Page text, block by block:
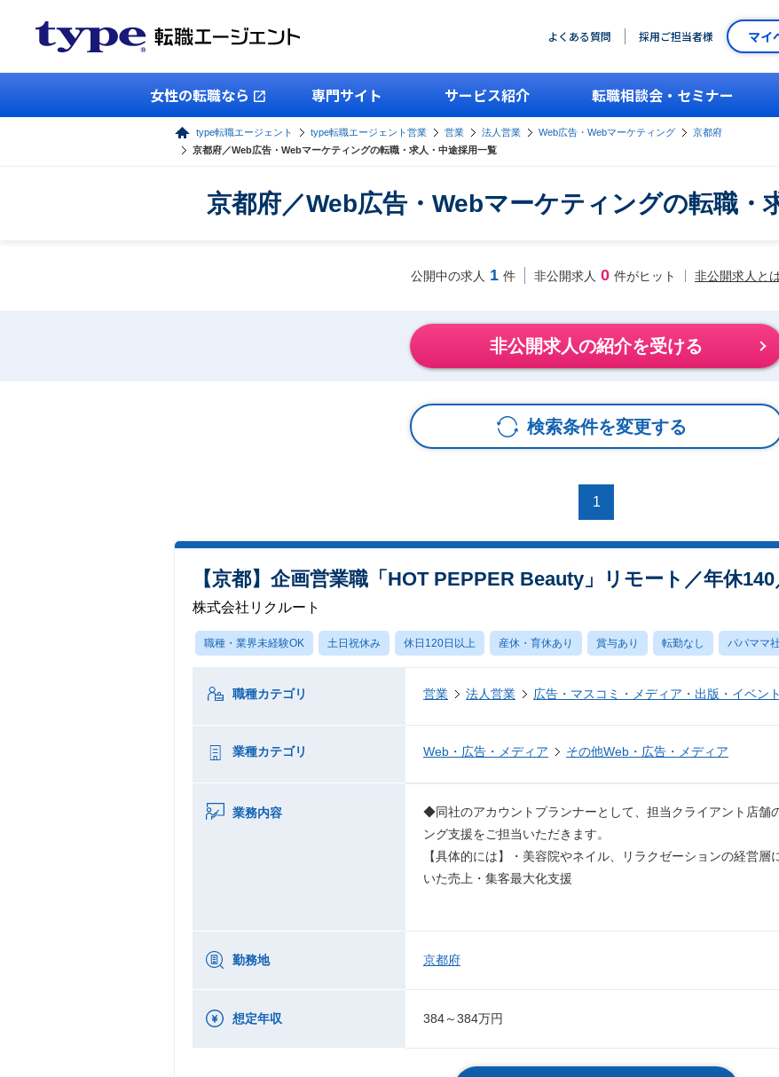
よくある質問 採用ご担当者様 マイ
女性の転職なら 専門サイト サービス紹介 転職相談会・セミナー
type転職エージェント type転職エージェント営業 営業 法人営業 Web広告・Webマーケティング
京都府
京都府／Web広告・Webマーケティングの転職・求人・中途採用一覧
京都府／Web広告・Webマーケティングの転職・
公開中の求人 1 件 非公開求人 0 件がヒット 非公開求人と
非公開求人の紹介を受ける
検索条件を変更する
1
【京都】企画営業職「HOT PEPPER Beauty」リモート／年休
株式会社リクルート
職種・業界未経験OK 土日祝休み 休日120日以上 産休・育休あり 賞与あり 転勤なし パパママ
職種カテゴリ 営業 法人営業 広告・マスコミ・メディア・出版・イベント
業種カテゴリ Web・広告・メディア その他Web・広告・メディア
業務内容
◆同社のアカウントプランナーとして、担当クライアント店舗
ング支援をご担当いただきます。
【具体的には】・美容院やネイル、リラクゼーションの経営
いた売上・集客最大化支援
勤務地 京都府
想定年収 384～384万円